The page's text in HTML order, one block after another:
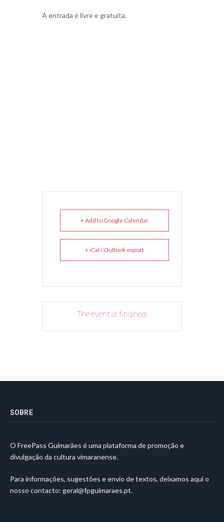
A entrada é livre e gratuita.
+ Add to Google Calendar
+ iCal / Outlook export
The event is finished.
SOBRE
O FreePass Guimarães é uma plataforma de promoção e
divulgação da cultura vimaranense.
Para informações, sugestões e envio de textos, deixamos aqui o
nosso contacto: geral@fpguimaraes.pt.